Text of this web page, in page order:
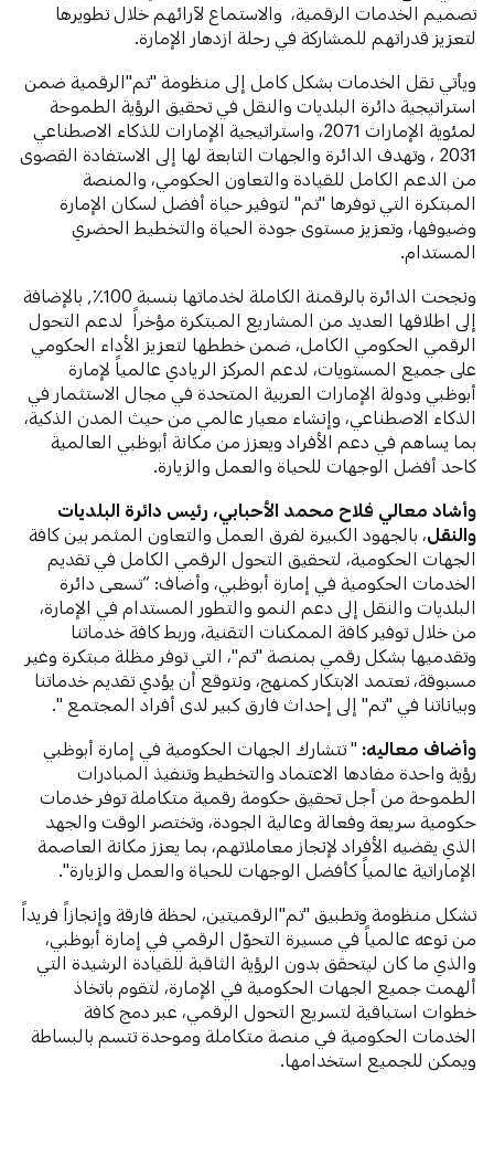
تصميم الخدمات الرقمية، والاستماع لآرائهم خلال تطويرها
لتعزيز قدراتهم للمشاركة في رحلة ازدهار الإمارة.
ويأتي نقل الخدمات بشكل كامل إلى منظومة "تم"الرقمية ضمن
استراتيجية دائرة البلديات والنقل في تحقيق الرؤية الطموحة
لمئوية الإمارات 2071، واستراتيجية الإمارات للذكاء الاصطناعي
2031 ، وتهدف الدائرة والجهات التابعة لها إلى الاستفادة القصوى
من الدعم الكامل للقيادة والتعاون الحكومي، والمنصة
المبتكرة التي توفرها "تم" لتوفير حياة أفضل لسكان الإمارة
وضيوفها، وتعزيز مستوى جودة الحياة والتخطيط الحضري
المستدام.
ونجحت الدائرة بالرقمنة الكاملة لخدماتها بنسبة 100٪٫ بالإضافة
إلى اطلاقها العديد من المشاريع المبتكرة مؤخراً لدعم التحول
الرقمي الحكومي الكامل، ضمن خططها لتعزيز الأداء الحكومي
على جميع المستويات، لدعم المركز الريادي عالمياً لإمارة
أبوظبي ودولة الإمارات العربية المتحدة في مجال الاستثمار في
الذكاء الاصطناعي، وإنشاء معيار عالمي من حيث المدن الذكية،
بما يساهم في دعم الأفراد ويعزز من مكانة أبوظبي العالمية
كاحد أفضل الوجهات للحياة والعمل والزيارة.
وأشاد معالي فلاح محمد الأحبابي، رئيس دائرة البلديات
والنقل، بالجهود الكبيرة لفرق العمل والتعاون المثمر بين كافة
الجهات الحكومية، لتحقيق التحول الرقمي الكامل في تقديم
الخدمات الحكومية في إمارة أبوظبي، وأضاف: “تسعى دائرة
البلديات والنقل إلى دعم النمو والتطور المستدام في الإمارة،
من خلال توفير كافة الممكنات التقنية، وربط كافة خدماتنا
وتقدميها بشكل رقمي بمنصة "تم"، التي توفر مظلة مبتكرة وغير
مسبوقة، تعتمد الابتكار كمنهج، ونتوقع أن يؤدي تقديم خدماتنا
وبياناتنا في "تم" إلى إحداث فارق كبير لدى أفراد المجتمع ".
وأضاف معاليه: " تتشارك الجهات الحكومية في إمارة أبوظبي
رؤية واحدة مفادها الاعتماد والتخطيط وتنفيذ المبادرات
الطموحة من أجل تحقيق حكومة رقمية متكاملة توفر خدمات
حكومية سريعة وفعالة وعالية الجودة، وتختصر الوقت والجهد
الذي يقضيه الأفراد لإنجاز معاملاتهم، بما يعزز مكانة العاصمة
الإماراتية عالمياً كأفضل الوجهات للحياة والعمل والزيارة".
تشكل منظومة وتطبيق "تم"الرقميتين، لحظة فارقة وإنجازاً فريداً
من نوعه عالمياً في مسيرة التحوّل الرقمي في إمارة أبوظبي،
والذي ما كان ليتحقق بدون الرؤية الثاقبة للقيادة الرشيدة التي
ألهمت جميع الجهات الحكومية في الإمارة، لتقوم باتخاذ
خطوات استباقية لتسريع التحول الرقمي، عبر دمج كافة
الخدمات الحكومية في منصة متكاملة وموحدة تتسم بالبساطة
ويمكن للجميع استخدامها.